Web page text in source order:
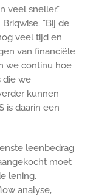
veel sneller.”
“Bij de
veel tijd en
van financiële
we continu hoe
die we
kunnen
is daarin een
leenbedrag
moet
lening.
analyse,